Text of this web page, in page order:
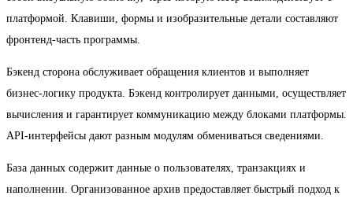
платформой. Клавиши, формы и изобразительные детали составляют
фронтенд-часть программы.
Бэкенд сторона обслуживает обращения клиентов и выполняет
бизнес-логику продукта. Бэкенд контролирует данными, осуществляет
вычисления и гарантирует коммуникацию между блоками платформы.
API-интерфейсы дают разным модулям обмениваться сведениями.
База данных содержит данные о пользователях, транзакциях и
наполнении. Организованное архив предоставляет быстрый подход к